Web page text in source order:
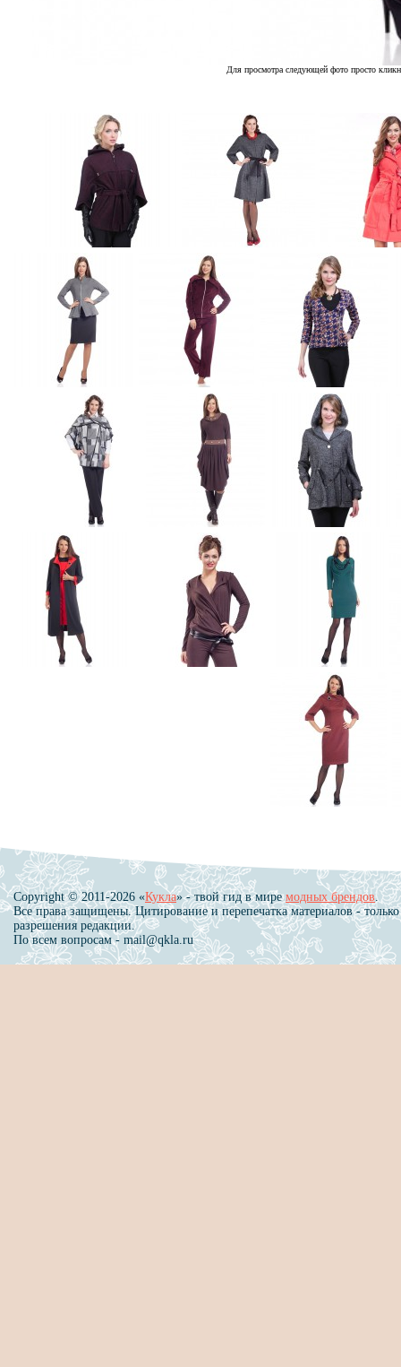
Для просмотра следующей фото просто
Copyright © 2011-2026 «Кукла» - твой гид в миремодных брендов.
Все права защищены. Цитирование и перепечатка материалов - только
разрешения редакции.
По всем вопросам - mail@qkla.ru